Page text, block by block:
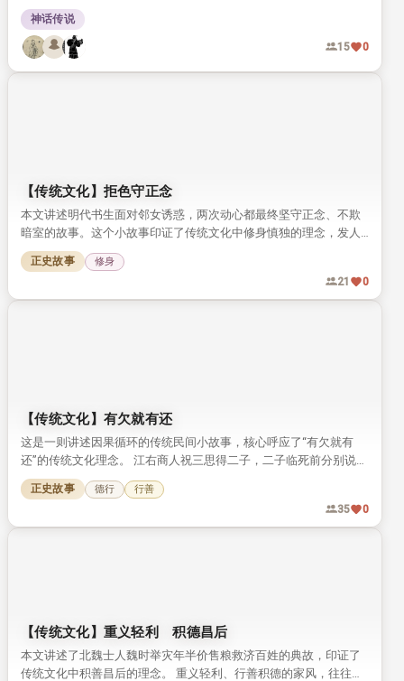
神医的原因，也探讨了后世难出这类神医的根源。
神话传说
15 0
【传统文化】拒色守正念
本文讲述明代书生面对邻女诱惑，两次动心都最终坚守正念、不欺
暗室的故事。这个小故事印证了传统文化中修身慎独的理念，发人
深省。
正史故事 修身
21 0
【传统文化】有欠就有还
这是一则讲述因果循环的传统民间小故事，核心呼应了“有欠就有
还”的传统文化理念。 江右商人祝三思得二子，二子临死前分别说出
自己投胎前来还债、讨债的前世因果。 祝三思听从劝告积德行善，
最终得子养老，得享善终。
正史故事 德行 行善
35 0
【传统文化】重义轻利 积德昌后
本文讲述了北魏士人魏时举灾年半价售粮救济百姓的典故，印证了
传统文化中积善昌后的理念。 重义轻利、行善积德的家风，往往会